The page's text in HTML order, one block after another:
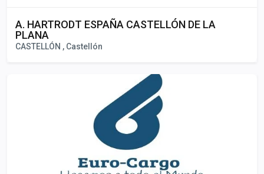
A. HARTRODT ESPAÑA CASTELLÓN DE LA
PLANA
CASTELLÓN , Castellón